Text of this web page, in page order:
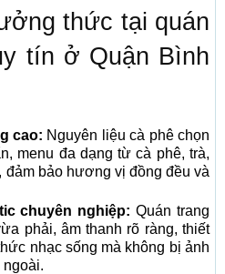
thức tại quán
tín ở Quận Bình
cao: Nguyên liệu cà phê chọn
menu đa dạng từ cà phê, trà,
bảo hương vị đồng đều và
chuyên nghiệp: Quán trang
phải, âm thanh rõ ràng, thiết
nhạc sống mà không bị ảnh